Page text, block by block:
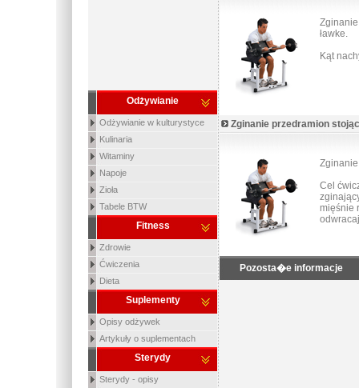
Odżywianie
Odżywianie w kulturystyce
Kulinaria
Witaminy
Napoje
Zioła
Tabele BTW
Fitness
Zdrowie
Ćwiczenia
Dieta
Suplementy
Opisy odżywek
Artykuły o suplementach
Sterydy
Sterydy - opisy
ławke.
Kąt
Zginanie przedramion stojąc
Cel
mięśnie
Pozosta�e informacje